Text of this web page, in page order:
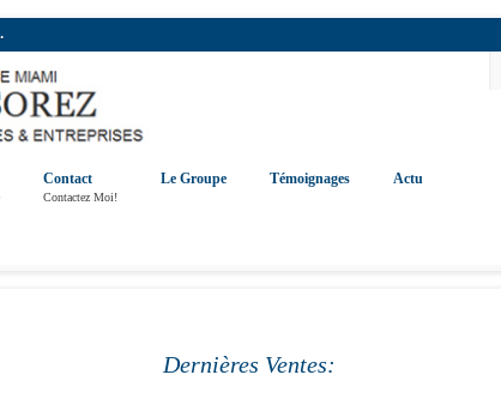
Contact
Contactez Moi!
Le Groupe Témoignages Actu
Dernières Ventes: